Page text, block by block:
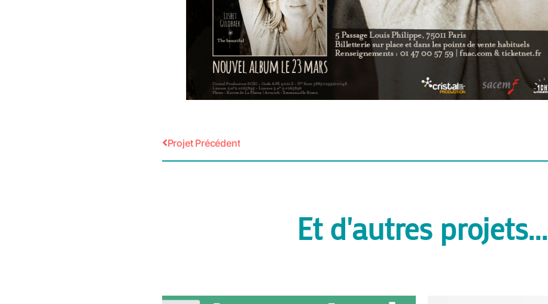
Projet Précédent
Et d'autres projets...